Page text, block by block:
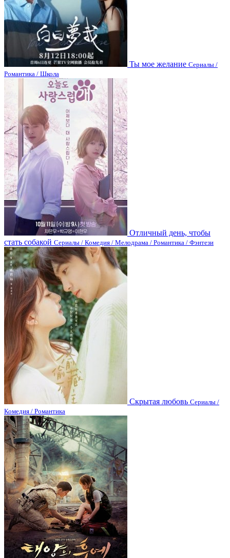
Ты мое желание Сериалы /
Романтика / Школа
Отличный день, чтобы
стать собакой Сериалы / Комедия / Мелодрама / Романтика / Фэнтези
Скрытая любовь Сериалы /
Комедия / Романтика